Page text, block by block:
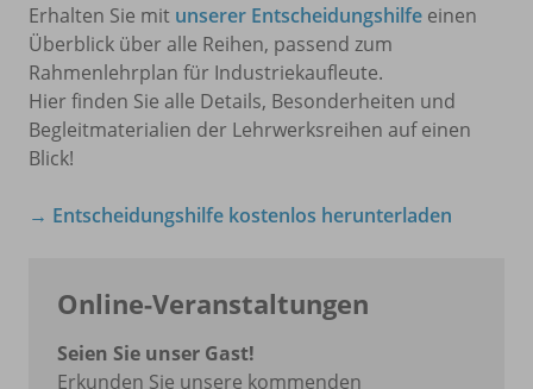
Erhalten Sie mit unserer Entscheidungshilfe einen
Überblick über alle Reihen, passend zum
Rahmenlehrplan für Industriekaufleute.
Hier finden Sie alle Details, Besonderheiten und
Begleitmaterialien der Lehrwerksreihen auf einen
Blick!
→ Entscheidungshilfe kostenlos herunterladen
Online-Veranstaltungen
Seien Sie unser Gast!
Erkunden Sie unsere kommenden